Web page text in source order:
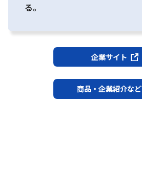
る。
企業サイト
商品・企業紹介など